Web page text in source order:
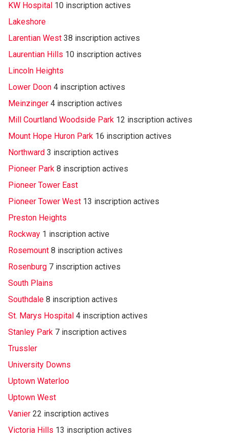
KW Hospital 10 inscription actives
Lakeshore
Larentian West 38 inscription actives
Laurentian Hills 10 inscription actives
Lincoln Heights
Lower Doon 4 inscription actives
Meinzinger 4 inscription actives
Mill Courtland Woodside Park 12 inscription actives
Mount Hope Huron Park 16 inscription actives
Northward 3 inscription actives
Pioneer Park 8 inscription actives
Pioneer Tower East
Pioneer Tower West 13 inscription actives
Preston Heights
Rockway 1 inscription active
Rosemount 8 inscription actives
Rosenburg 7 inscription actives
South Plains
Southdale 8 inscription actives
St. Marys Hospital 4 inscription actives
Stanley Park 7 inscription actives
Trussler
University Downs
Uptown Waterloo
Uptown West
Vanier 22 inscription actives
Victoria Hills 13 inscription actives